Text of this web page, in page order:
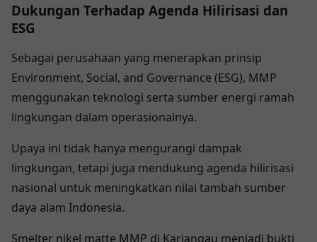
Dukungan Terhadap Agenda Hilirisasi dan
ESG
Sebagai perusahaan yang menerapkan prinsip
Environment, Social, and Governance (ESG), MMP
menggunakan teknologi serta sumber energi ramah
lingkungan dalam operasionalnya.
Upaya ini tidak hanya mengurangi dampak
lingkungan, tetapi juga mendukung agenda hilirisasi
nasional untuk meningkatkan nilai tambah sumber
daya alam Indonesia.
Smelter nikel matte MMP di Kariangau menjadi bukti